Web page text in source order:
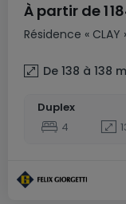
Résidence « CLAY
À partir de1
De 138 à 138
Duplex
4